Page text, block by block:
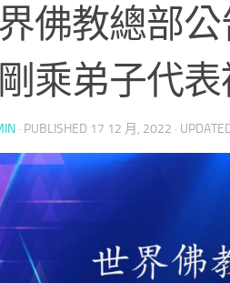
佛教總部
乘弟子代
· PUBLISHED 17 12 月, 2022 ·